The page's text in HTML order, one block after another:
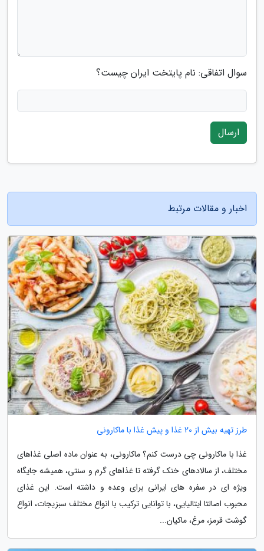
سوال اتفاقی: نام پایتخت ایران چیست؟
ارسال
اخبار و مقالات مرتبط
طرز تهیه بیش از 20 غذا و پیش غذا با ماکارونی
غذا با ماکارونی چی درست کنم؟ ماکارونی، به عنوان ماده اصلی غذاهای
مختلف، از سالادهای خنک گرفته تا غذاهای گرم و سنتی، همیشه جایگاه
ویژه ای در سفره های ایرانی برای وعده و داشته است. این غذای
محبوب اصالتا ایتالیایی، با توانایی ترکیب با انواع مختلف سبزیجات، انواع
گوشت قرمز، مرغ، ماکیان...